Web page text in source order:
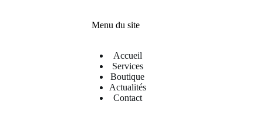
Menu du site
Accueil
Services
Boutique
Actualités
Contact